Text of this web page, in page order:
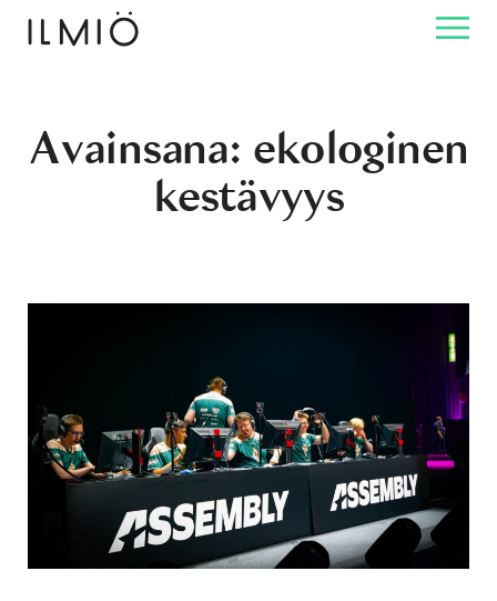
Avainsana: ekologinen
kestävyys